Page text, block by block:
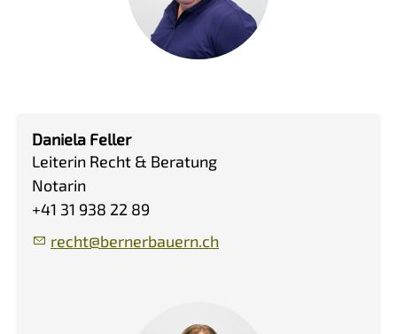
Daniela Feller
Leiterin Recht & Beratung
Notarin
+41 31 938 22 89
r cht b rn rb rn ch